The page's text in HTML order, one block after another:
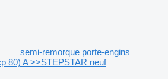
semi-remorque porte-engins
80) A >>STEPSTAR neuf